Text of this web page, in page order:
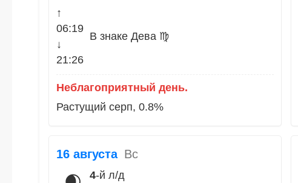
↑
06:19
↓
21:26
В знаке Дева ♍
Неблагоприятный день.
Растущий серп, 0.8%
16 августа Вс
4-й л/д